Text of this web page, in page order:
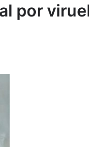
por